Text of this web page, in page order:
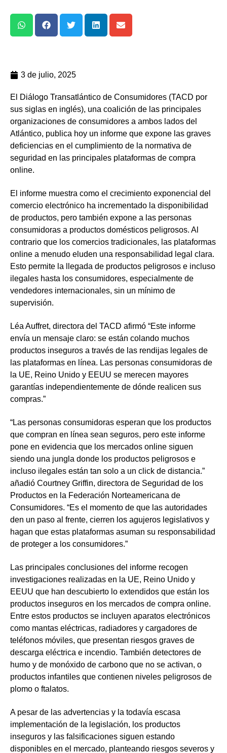
3 de julio, 2025
El Diálogo Transatlántico de Consumidores (TACD por
sus siglas en inglés), una coalición de las principales
organizaciones de consumidores a ambos lados del
Atlántico, publica hoy un informe que expone las graves
deficiencias en el cumplimiento de la normativa de
seguridad en las principales plataformas de compra
online.
El informe muestra como el crecimiento exponencial del
comercio electrónico ha incrementado la disponibilidad
de productos, pero también expone a las personas
consumidoras a productos domésticos peligrosos. Al
contrario que los comercios tradicionales, las plataformas
online a menudo eluden una responsabilidad legal clara.
Esto permite la llegada de productos peligrosos e incluso
ilegales hasta los consumidores, especialmente de
vendedores internacionales, sin un mínimo de
supervisión.
Léa Auffret, directora del TACD afirmó “Este informe
envía un mensaje claro: se están colando muchos
productos inseguros a través de las rendijas legales de
las plataformas en línea. Las personas consumidoras de
la UE, Reino Unido y EEUU se merecen mayores
garantías independientemente de dónde realicen sus
compras.”
“Las personas consumidoras esperan que los productos
que compran en línea sean seguros, pero este informe
pone en evidencia que los mercados online siguen
siendo una jungla donde los productos peligrosos e
incluso ilegales están tan solo a un click de distancia.”
añadió Courtney Griffin, directora de Seguridad de los
Productos en la Federación Norteamericana de
Consumidores. “Es el momento de que las autoridades
den un paso al frente, cierren los agujeros legislativos y
hagan que estas plataformas asuman su responsabilidad
de proteger a los consumidores.”
Las principales conclusiones del informe recogen
investigaciones realizadas en la UE, Reino Unido y
EEUU que han descubierto lo extendidos que están los
productos inseguros en los mercados de compra online.
Entre estos productos se incluyen aparatos electrónicos
como mantas eléctricas, radiadores y cargadores de
teléfonos móviles, que presentan riesgos graves de
descarga eléctrica e incendio. También detectores de
humo y de monóxido de carbono que no se activan, o
productos infantiles que contienen niveles peligrosos de
plomo o ftalatos.
A pesar de las advertencias y la todavía escasa
implementación de la legislación, los productos
inseguros y las falsificaciones siguen estando
disponibles en el mercado, planteando riesgos severos y